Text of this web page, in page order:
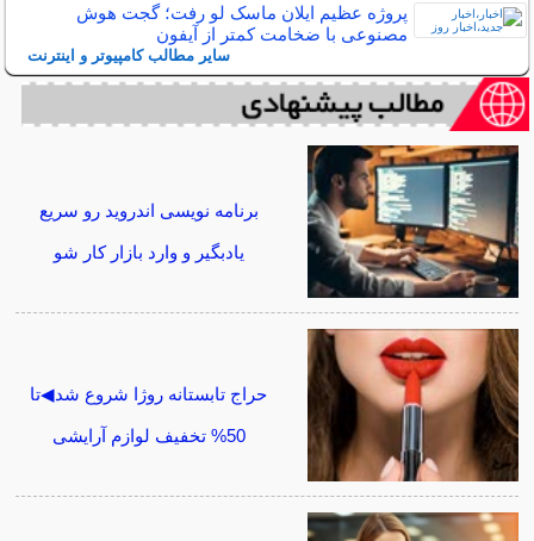
پروژه عظیم ایلان ماسک لو رفت؛ گجت هوش
مصنوعی با ضخامت کمتر از آیفون
سایر مطالب کامپیوتر و اینترنت
برنامه نویسی اندروید رو سریع
یادبگیر و وارد بازار کار شو
حراج تابستانه روژا شروع شد◀تا
50% تخفیف لوازم آرایشی